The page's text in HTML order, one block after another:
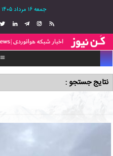
جمعه ۱۶ مرداد ۱۴۰۵
نتایج جستجو :